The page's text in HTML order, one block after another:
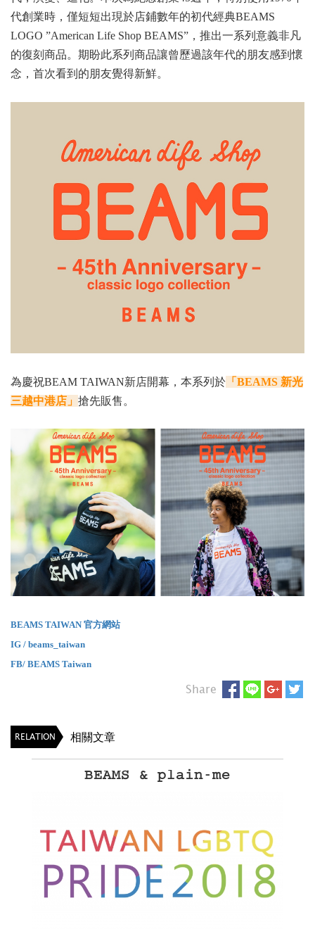
代創業時，僅短短出現於店鋪數年的初代經典BEAMS
LOGO ”American Life Shop BEAMS”，推出一系列意義非凡
的復刻商品。期盼此系列商品讓曾歷過該年代的朋友感到懷
念，首次看到的朋友覺得新鮮。
為慶祝BEAM TAIWAN新店開幕，本系列於 「BEAMS 新光
三越中港店」 搶先販售。
BEAMS TAIWAN 官方網站
IG / beams_taiwan
FB/ BEAMS Taiwan
Share
RELATION 相關文章
BEAMS & plain-me